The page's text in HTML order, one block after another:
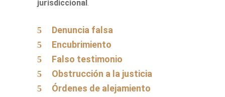
jurisdiccional.
Denuncia falsa
Encubrimiento
Falso testimonio
Obstrucción a la justicia
Órdenes de alejamiento